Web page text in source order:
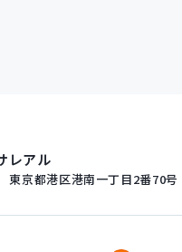
レアル
東京都港区港南一丁目2番70号